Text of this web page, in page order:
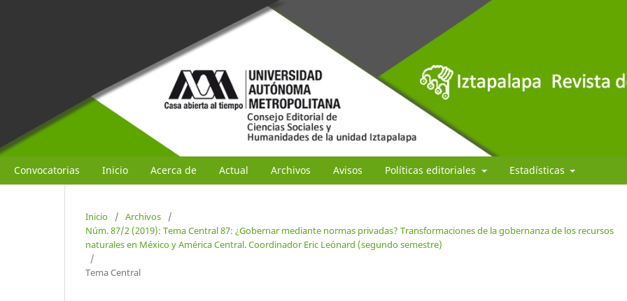
Convocatorias Inicio Acerca de Actual Archivos Avisos Políticas editoriales Estadísticas
Inicio / Archivos
/
Núm. 87/2 (2019): Tema Central 87: ¿Gobernar mediante normas privadas? Transformaciones de la gobernanza de los recursos
naturales en México y América Central. Coordinador Eric Leónard (segundo semestre)
/
Tema Central